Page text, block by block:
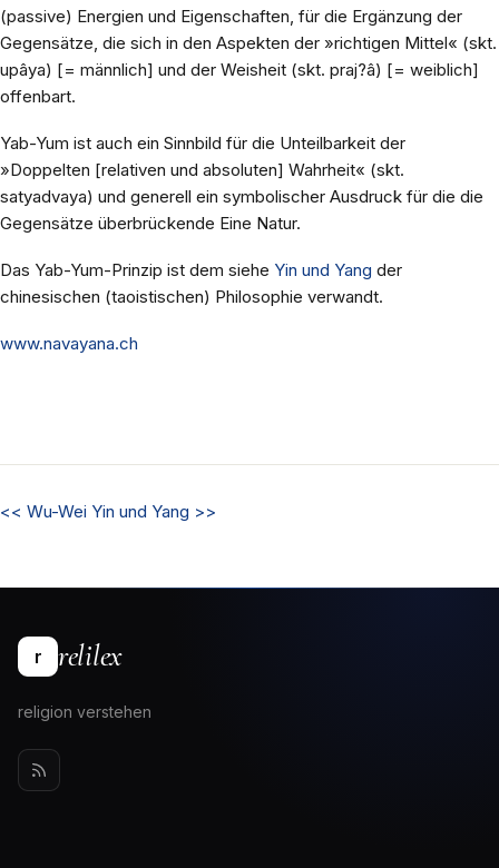
(passive) Energien und Eigenschaften, für die Ergänzung der
Gegensätze, die sich in den Aspekten der »richtigen Mittel« (skt.
upâya) [= männlich] und der Weisheit (skt. praj?â) [= weiblich]
offenbart.
Yab-Yum ist auch ein Sinnbild für die Unteilbarkeit der
»Doppelten [relativen und absoluten] Wahrheit« (skt.
satyadvaya) und generell ein symbolischer Ausdruck für die die
Gegensätze überbrückende Eine Natur.
Das Yab-Yum-Prinzip ist dem siehe Yin und Yang der
chinesischen (taoistischen) Philosophie verwandt.
www.navayana.ch
<< Wu-Wei Yin und Yang >>
r relilex
religion verstehen